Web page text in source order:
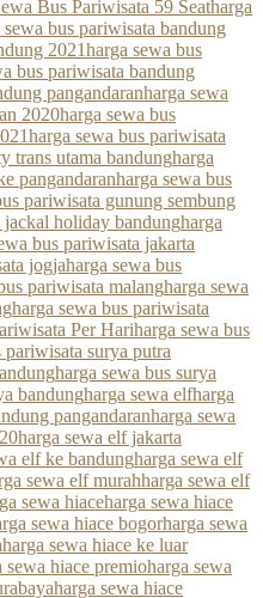
Bus Pariwisata 59 Seatharga
sewa bus pariwisata bandung
2021harga sewa bus
bus pariwisata bandung
pangandaranharga sewa
2020harga sewa bus
harga sewa bus pariwisata
trans utama bandungharga
pangandaranharga sewa bus
pariwisata gunung sembung
jackal holiday bandungharga
bus pariwisata jakarta
jogjaharga sewa bus
pariwisata malangharga sewa
harga sewa bus pariwisata
Per Hariharga sewa bus
pariwisata surya putra
harga sewa bus surya
bandungharga sewa elfharga
pangandaranharga sewa
harga sewa elf jakarta
elf ke bandungharga sewa elf
sewa elf murahharga sewa elf
sewa hiaceharga sewa hiace
sewa hiace bogorharga sewa
harga sewa hiace ke luar
sewa hiace premioharga sewa
harga sewa hiace